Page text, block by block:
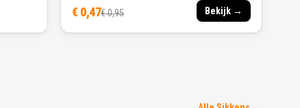
€ 0,47€ 0,95 Bekijk →